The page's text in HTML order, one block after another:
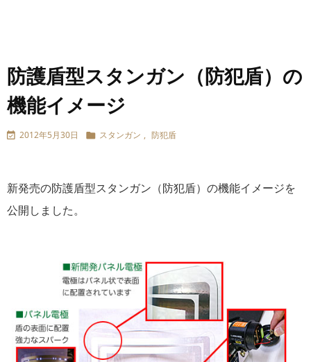
防護盾型スタンガン（防犯盾）の
機能イメージ
 2012年5月30日  スタンガン , 防犯盾
新発売の防護盾型スタンガン（防犯盾）の機能イメージを
公開しました。